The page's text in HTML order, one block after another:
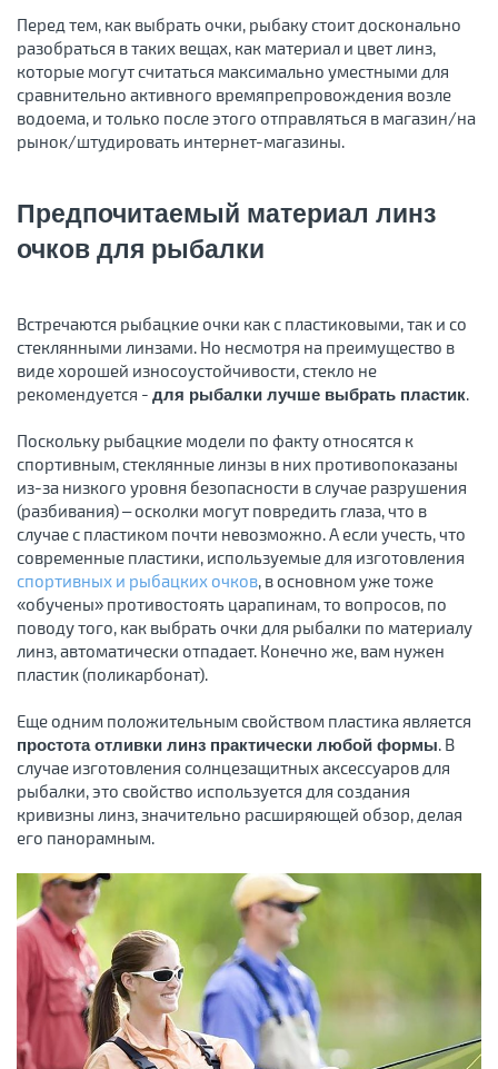
Перед тем, как выбрать очки, рыбаку стоит досконально
разобраться в таких вещах, как материал и цвет линз,
которые могут считаться максимально уместными для
сравнительно активного времяпрепровождения возле
водоема, и только после этого отправляться в магазин/на
рынок/штудировать интернет-магазины.
Предпочитаемый материал линз
очков для рыбалки
Встречаются рыбацкие очки как с пластиковыми, так и со
стеклянными линзами. Но несмотря на преимущество в
виде хорошей износоустойчивости, стекло не
рекомендуется - для рыбалки лучше выбрать пластик.
Поскольку рыбацкие модели по факту относятся к
спортивным, стеклянные линзы в них противопоказаны
из-за низкого уровня безопасности в случае разрушения
(разбивания) – осколки могут повредить глаза, что в
случае с пластиком почти невозможно. А если учесть, что
современные пластики, используемые для изготовления
спортивных и рыбацких очков, в основном уже тоже
«обучены» противостоять царапинам, то вопросов, по
поводу того, как выбрать очки для рыбалки по материалу
линз, автоматически отпадает. Конечно же, вам нужен
пластик (поликарбонат).
Еще одним положительным свойством пластика является
простота отливки линз практически любой формы. В
случае изготовления солнцезащитных аксессуаров для
рыбалки, это свойство используется для создания
кривизны линз, значительно расширяющей обзор, делая
его панорамным.